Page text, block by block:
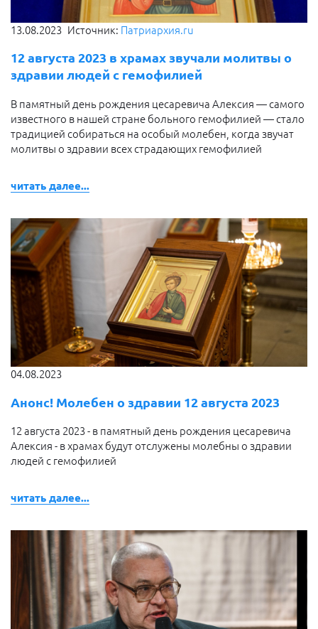
13.08.2023 Источник: Патриархия.ru
12 августа 2023 в храмах звучали молитвы о
здравии людей с гемофилией
В памятный день рождения цесаревича Алексия — самого
известного в нашей стране больного гемофилией — стало
традицией собираться на особый молебен, когда звучат
молитвы о здравии всех страдающих гемофилией
читать далее...
04.08.2023
Анонс! Молебен о здравии 12 августа 2023
12 августа 2023 - в памятный день рождения цесаревича
Алексия - в храмах будут отслужены молебны о здравии
людей с гемофилией
читать далее...